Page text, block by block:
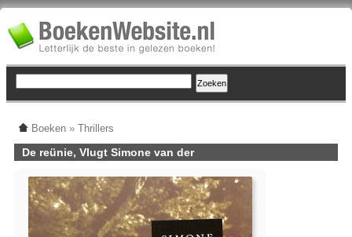
Boeken » Thrillers
De reünie, Vlugt Simone van der